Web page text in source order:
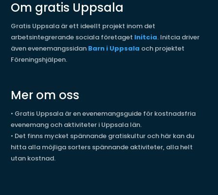
Om gratis Uppsala
Gratis Uppsala är ett ideellt projekt inom det
arbetsintegrerande sociala företaget Initcia. Initcia driver
även evenemangssidan Barn i Uppsala och projektet
Föreningshjälpen.
Mer om oss
• Gratis Uppsala är en evenemangsguide för kostnadsfria
evenemang och aktiviteter i Uppsala län.
• Det finns mycket spännande gratiskultur och här kan du
hitta alla möjliga sorters spännande aktiviteter, alla helt
utan kostnad.